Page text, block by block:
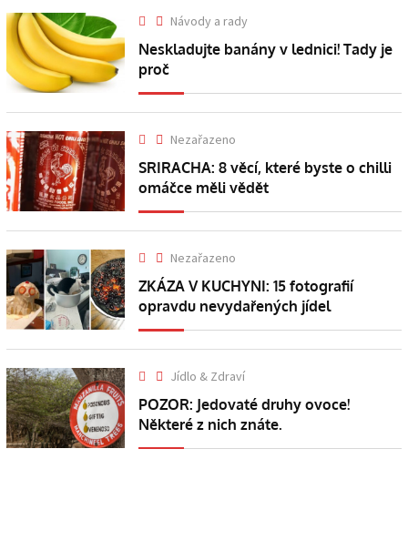
Návody a rady
Neskladujte banány v lednici! Tady je
proč
Nezařazeno
SRIRACHA: 8 věcí, které byste o chilli
omáčce měli vědět
Nezařazeno
ZKÁZA V KUCHYNI: 15 fotografií
opravdu nevydařených jídel
Jídlo & Zdraví
POZOR: Jedovaté druhy ovoce!
Některé z nich znáte.